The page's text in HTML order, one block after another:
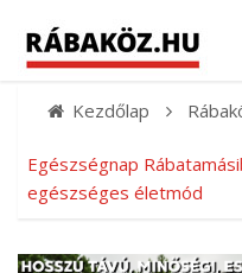
Kezdőlap
Egészségnap
egészséges életmód